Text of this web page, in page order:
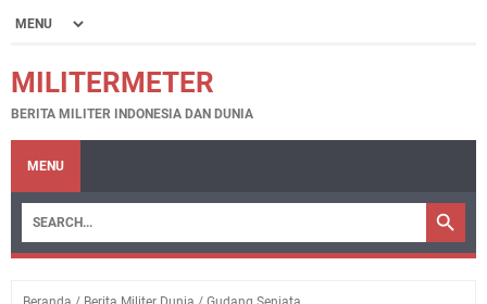
MILITERMETER
BERITA MILITER INDONESIA DAN DUNIA
MENU